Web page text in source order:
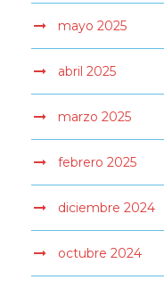
mayo 2025
abril 2025
marzo 2025
febrero 2025
diciembre 2024
octubre 2024